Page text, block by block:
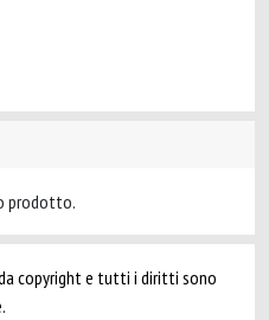
prodotto.
copyright e tutti i diritti sono